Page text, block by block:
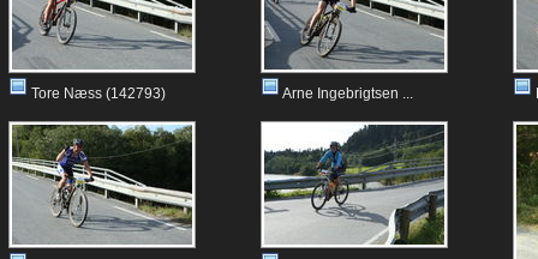
Tore Næss (142793) Arne Ingebrigtsen ...